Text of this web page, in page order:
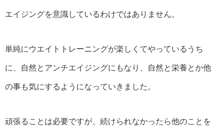
エイジングを意識しているわけではありません。
単純にウエイトトレーニングが楽しくてやっているうち
に、自然とアンチエイジングにもなり、自然と栄養とか他
の事も気にするようになっていきました。
頑張ることは必要ですが、続けられなかったら他のことを